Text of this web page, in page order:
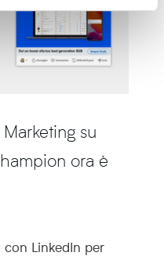
su
ora è
LinkedIn per